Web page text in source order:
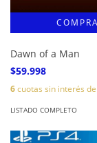
Dawn of a Man
$59.998
6cuotas sin interés de
LISTADO COMPLETO